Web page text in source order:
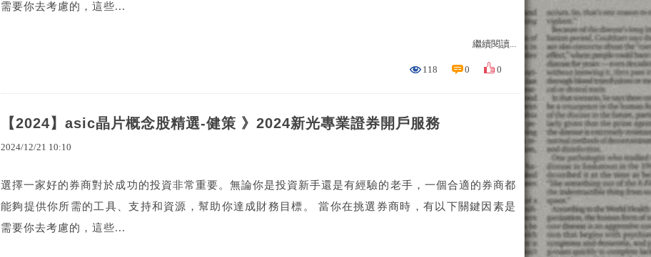
需要你去考慮的，這些...
繼續閱讀...
118 0 0
【2024】asic晶片概念股精選-健策 》2024新光專業證券開戶服務
2024/12/21 10:10
選擇一家好的券商對於成功的投資非常重要。無論你是投資新手還是有經驗的老手，一個合適的券商都
能夠提供你所需的工具、支持和資源，幫助你達成財務目標。 當你在挑選券商時，有以下關鍵因素是
需要你去考慮的，這些...